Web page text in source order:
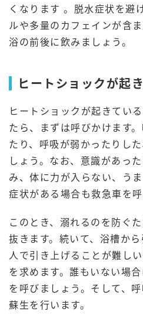
くなります 。脱水症状を避
ルや多量のカフェインが含
浴の前後に飲みましょう。
ヒートショックが起
ヒートショックが起きてい
たら、まずは呼びかけます
たり、呼吸が弱かったりし
しょう。なお、意識があっ
み、体に力が入らない、う
症状がある場合も救急車を呼
このとき、溺れるのを防ぐ
抜きます。続いて、浴槽か
人で引き上げることが難し
を求めます。誰もいない場
を呼びましょう。そして、
蘇生を行います。